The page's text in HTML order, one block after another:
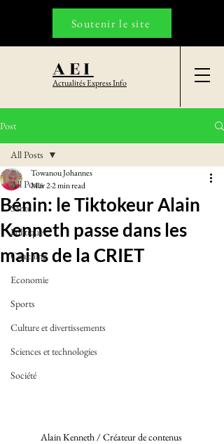
AEI
Actualités Express Info
Soutenir le site
Post
All Posts
Santé
Politique
Coaching
Economie
Sports
Culture et divertissements
Sciences et technologies
Société
All Posts
Bénin: le Tiktokeur Alain
Kenneth passe dans les
mains de la CRIET
Towanou Johannes
Mar 22 min read
Alain Kenneth / Créateur de contenus